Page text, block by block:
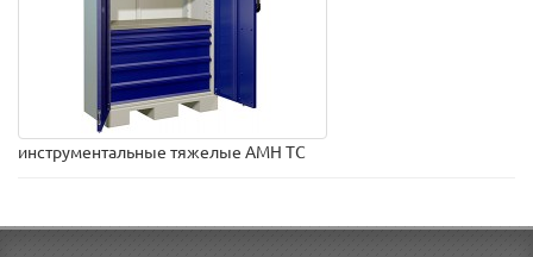
инструментальные тяжелые AMH TC